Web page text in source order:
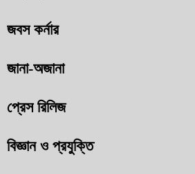
জবস কর্নার
জানা-অজানা
প্রেস রিলিজ
বিজ্ঞান ও প্রযুক্তি